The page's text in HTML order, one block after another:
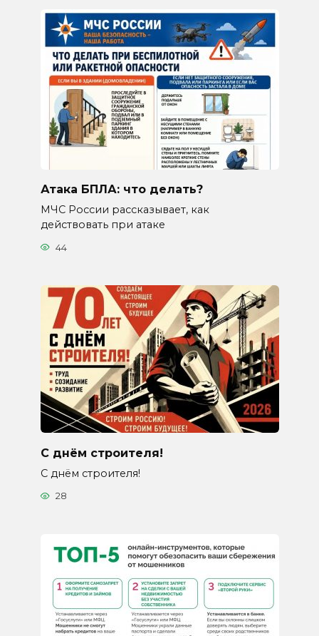
Атака БПЛА: что делать?
МЧС России рассказывает, как
действовать при атаке
44
С днём строителя!
С днём строителя!
28